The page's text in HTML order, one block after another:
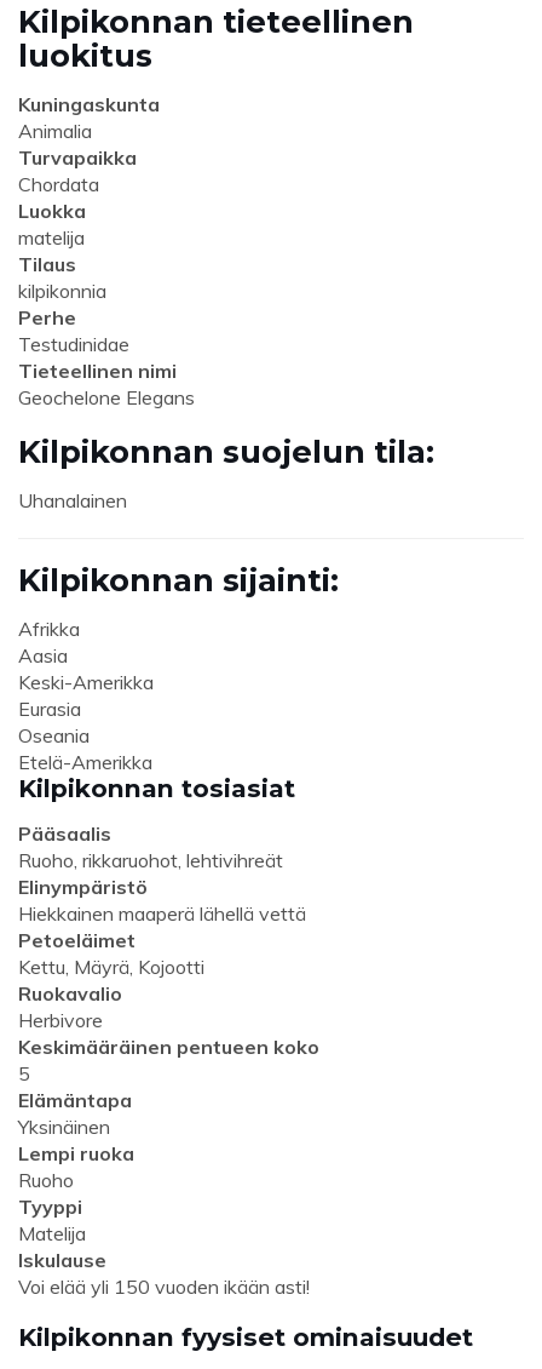
Kilpikonnan tieteellinen
luokitus
Kuningaskunta
Animalia
Turvapaikka
Chordata
Luokka
matelija
Tilaus
kilpikonnia
Perhe
Testudinidae
Tieteellinen nimi
Geochelone Elegans
Kilpikonnan suojelun tila:
Uhanalainen
Kilpikonnan sijainti:
Afrikka
Aasia
Keski-Amerikka
Eurasia
Oseania
Etelä-Amerikka
Kilpikonnan tosiasiat
Pääsaalis
Ruoho, rikkaruohot, lehtivihreät
Elinympäristö
Hiekkainen maaperä lähellä vettä
Petoeläimet
Kettu, Mäyrä, Kojootti
Ruokavalio
Herbivore
Keskimääräinen pentueen koko
5
Elämäntapa
Yksinäinen
Lempi ruoka
Ruoho
Tyyppi
Matelija
Iskulause
Voi elää yli 150 vuoden ikään asti!
Kilpikonnan fyysiset ominaisuudet